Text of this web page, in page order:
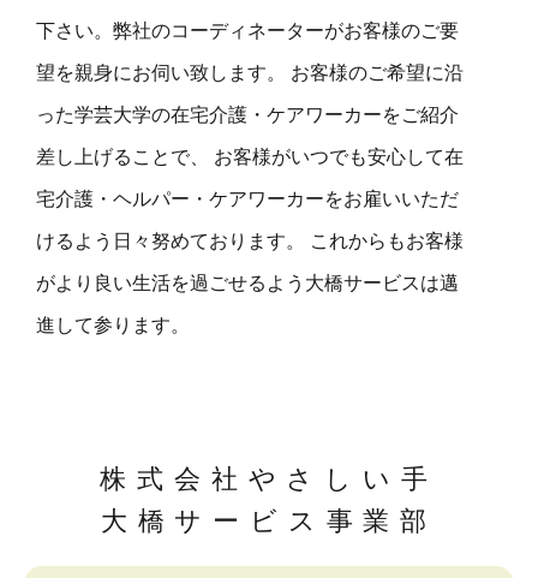
下さい。弊社のコーディネーターがお客様のご要
望を親身にお伺い致します。 お客様のご希望に沿
った学芸大学の在宅介護・ケアワーカーをご紹介
差し上げることで、 お客様がいつでも安心して在
宅介護・ヘルパー・ケアワーカーをお雇いいただ
けるよう日々努めております。 これからもお客様
がより良い生活を過ごせるよう大橋サービスは邁
進して参ります。
株式会社やさしい手
大橋サービス事業部